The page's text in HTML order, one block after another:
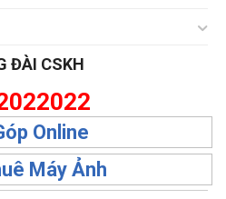
ĐÀI CSKH
Online
Máy Ảnh